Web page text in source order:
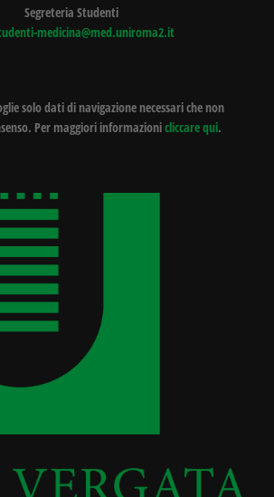
Segreteria Studenti
medicina@med.uniroma2.it
solo dati di navigazione necessari che non
Per maggiori informazionicliccare qui.